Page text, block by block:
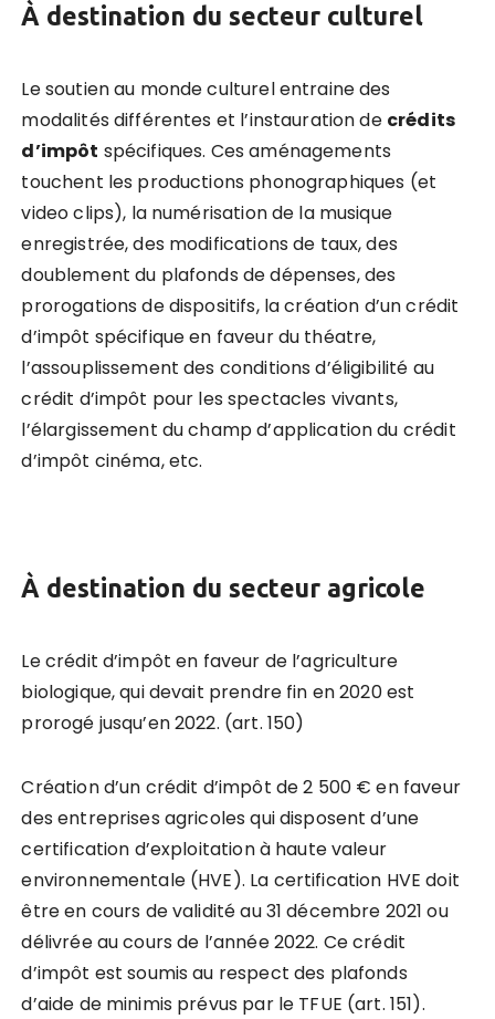
À destination du secteur culturel
Le soutien au monde culturel entraine des
modalités différentes et l’instauration de crédits
d’impôt spécifiques. Ces aménagements
touchent les productions phonographiques (et
video clips), la numérisation de la musique
enregistrée, des modifications de taux, des
doublement du plafonds de dépenses, des
prorogations de dispositifs, la création d’un crédit
d’impôt spécifique en faveur du théatre,
l’assouplissement des conditions d’éligibilité au
crédit d’impôt pour les spectacles vivants,
l’élargissement du champ d’application du crédit
d’impôt cinéma, etc.
À destination du secteur agricole
Le crédit d’impôt en faveur de l’agriculture
biologique, qui devait prendre fin en 2020 est
prorogé jusqu’en 2022. (art. 150)
Création d’un crédit d’impôt de 2 500 € en faveur
des entreprises agricoles qui disposent d’une
certification d’exploitation à haute valeur
environnementale (HVE). La certification HVE doit
être en cours de validité au 31 décembre 2021 ou
délivrée au cours de l’année 2022. Ce crédit
d’impôt est soumis au respect des plafonds
d’aide de minimis prévus par le TFUE (art. 151).